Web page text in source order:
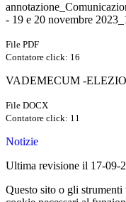
- 19 e 20 novembre
File PDF
Contatore click: 16
VADEMECUM -
File DOCX
Contatore click: 11
Notizie
Ultima revisione il 17-09-
Questo sito o gli